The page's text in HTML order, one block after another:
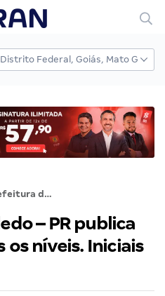
Prefeitura de Toledo – PR publica edital para todos os níveis. Iniciais de até 14 mil !
– PR publica
níveis. Iniciais